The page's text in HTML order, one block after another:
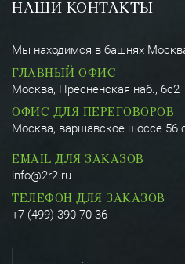
НАШИ КОНТАКТЫ
Мы находимся в башнях
ГЛАВНЫЙ ОФИС
Москва, Пресненская наб., 6с2
ОФИС ДЛЯ ПЕРЕГОВОРОВ
Москва, варшавское шоссе 56
EMAIL ДЛЯ ЗАКАЗОВ
info@2r2.ru
ТЕЛЕФОН ДЛЯ ЗАКАЗОВ
+7 (499) 390-70-36